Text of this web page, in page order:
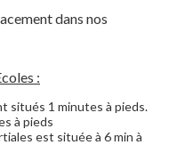
dans nos
:
situés 1 minutes à pieds.
à pieds
est située à 6 min à